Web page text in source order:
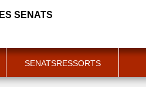
SENATS
SENATSRESSORTS